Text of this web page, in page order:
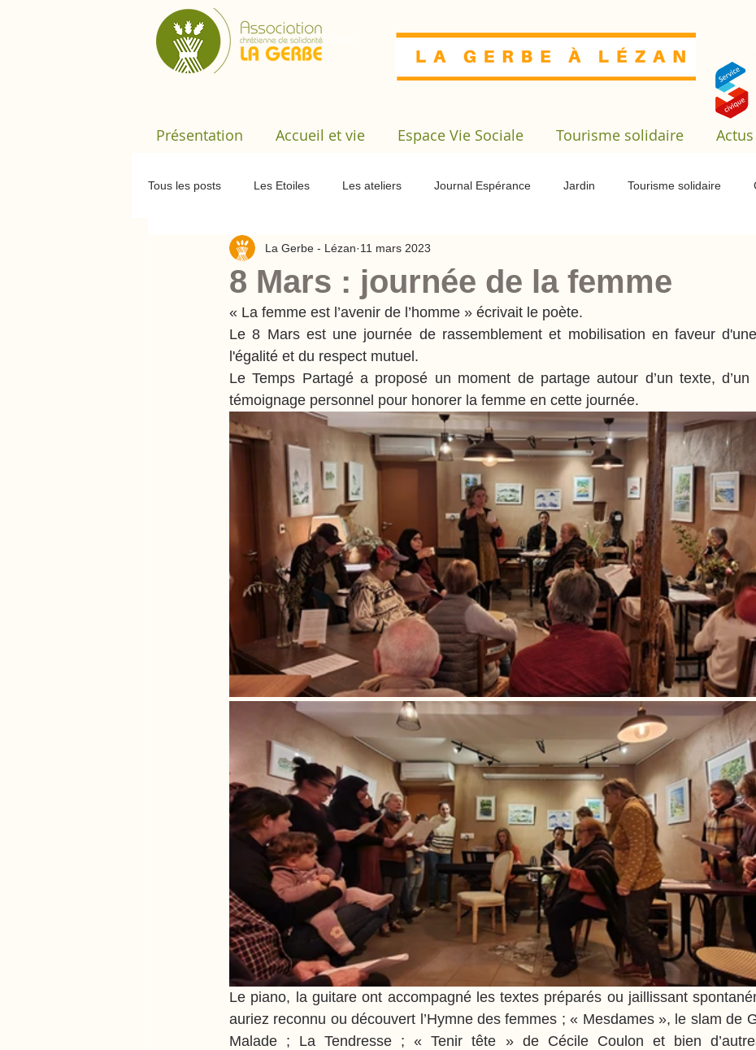
​Association chrétienne de solidarité
Présentation Accueil et vie Espace Vie Sociale Tourisme solidaire Actus
Tous les posts Les Etoiles Les ateliers Journal Espérance Jardin Tourisme solidaire
Dortoir rando Le Temps Partagé Service civique
Formation Assemblée Générale Marché de printemps
8 Mars : journée de la femme
La Gerbe - Lézan 11 mars 2023
« La femme est l’avenir de l’homme » écrivait le poète.
Le 8 Mars est une journée de rassemblement et mobilisation en faveur
l'égalité et du respect mutuel.
Le Temps Partagé a proposé un moment de partage autour d’un texte, d’un
témoignage personnel pour honorer la femme en cette journée.
Le piano, la guitare ont accompagné les textes préparés ou jaillissant
auriez reconnu ou découvert l’Hymne des femmes ; « Mesdames », le slam de
Malade ; La Tendresse ; « Tenir tête » de Cécile Coulon et bien